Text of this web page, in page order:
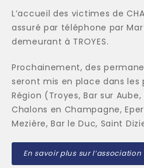
L’accueil des victimes de
assuré par téléphone par
demeurant à TROYES.
Prochainement, des
seront mis en place dans les
Région (Troyes, Bar sur
Chalons en Champagne,
Mezière, Bar le Duc, Saint
En savoir plus sur l’association